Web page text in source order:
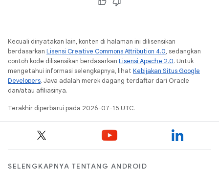
Kecuali dinyatakan lain, konten di halaman ini dilisensikan
berdasarkan Lisensi Creative Commons Attribution 4.0, sedangkan
contoh kode dilisensikan berdasarkan Lisensi Apache 2.0. Untuk
mengetahui informasi selengkapnya, lihat Kebijakan Situs Google
Developers. Java adalah merek dagang terdaftar dari Oracle
dan/atau afiliasinya.
Terakhir diperbarui pada 2026-07-15 UTC.
SELENGKAPNYA TENTANG ANDROID